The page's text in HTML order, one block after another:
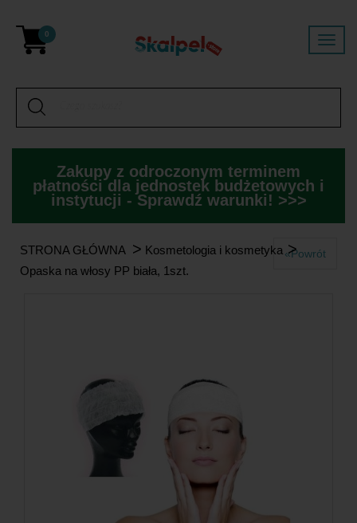
0
Zakupy z odroczonym terminem
płatności dla jednostek budżetowych i
instytucji - Sprawdź warunki! >>>
STRONA GŁÓWNA > Kosmetologia i kosmetyka >
Opaska na włosy PP biała, 1szt.
«Powrót